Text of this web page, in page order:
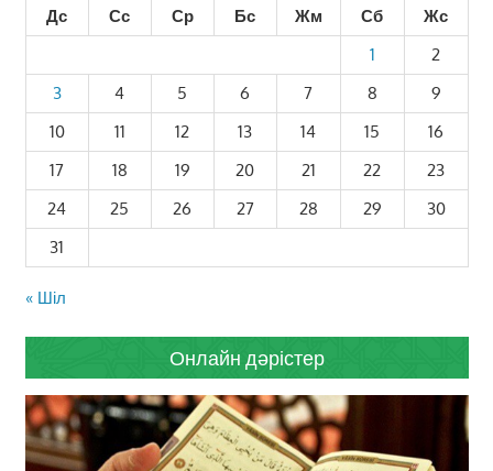
Дс
Сс Ср Бс Жм Сб
Жс
1
2
3
4 5 6 7 8
9
10
11 12 13 14 15
16
17
18 19 20 21 22
23
24
25 26 27 28 29
30
31
« Шіл
Онлайн дәрістер